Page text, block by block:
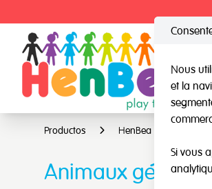
Productos HenBea
Animaux géants
Nous
et la
Si vous